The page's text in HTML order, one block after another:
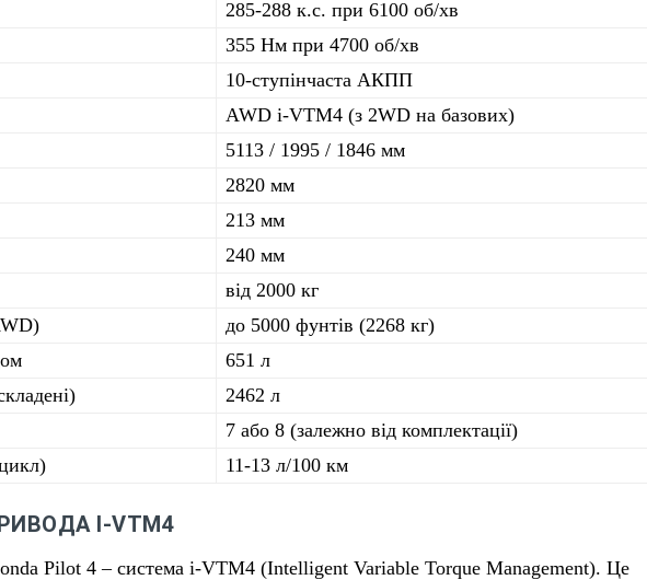
285-288 к.с. при 6100 об/хв
355 Нм при 4700 об/хв
10-ступінчаста АКПП
AWD i-VTM4 (з 2WD на базових)
5113 / 1995 / 1846 мм
2820 мм
213 мм
240 мм
від 2000 кг
до 5000 фунтів (2268 кг)
651 л
2462 л
7 або 8 (залежно від комплектації)
11-13 л/100 км
I-VTM4
Pilot 4 – система i-VTM4 (Intelligent Variable Torque Management). Це